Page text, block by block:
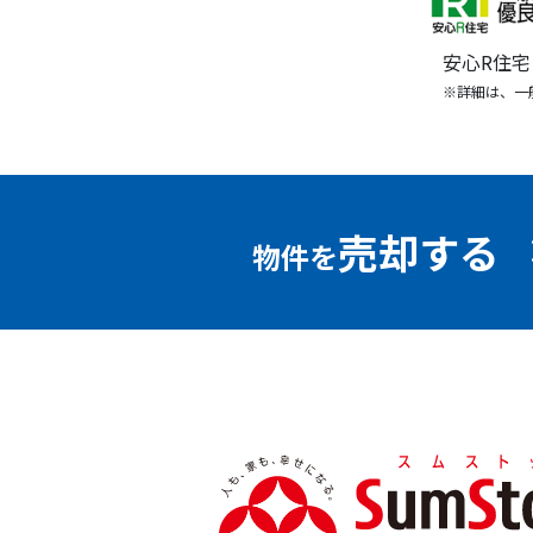
安心R住
※詳細は、一
物件を売却する